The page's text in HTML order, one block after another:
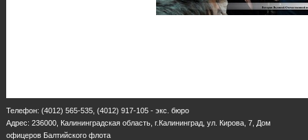
Телефон: (4012) 565-535, (4012) 917-105 - экс. бюро
Адрес: 236000, Калининградская область, г.Калининград, ул. Кирова, 7, Дом
офицеров Балтийского флота